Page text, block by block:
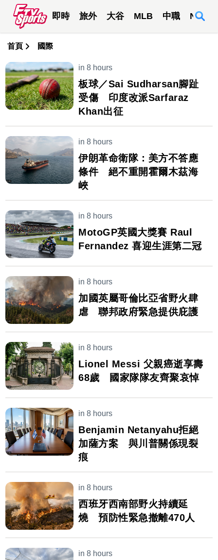
即時 旅外 大谷 MLB 中職 NBA
首頁 國際
in 8 hours
板球／Sai Sudharsan腳趾
受傷 印度改派Sarfaraz
Khan出征
in 8 hours
伊朗革命衛隊：美方不答應
條件 絕不重開霍爾木茲海
峽
in 8 hours
MotoGP英國大獎賽 Raul
Fernandez 喜迎生涯第二冠
in 8 hours
加國英屬哥倫比亞省野火肆
虐 聯邦政府緊急提供庇護
in 8 hours
Lionel Messi 父親癌逝享壽
68歲 國家隊隊友齊聚哀悼
in 8 hours
Benjamin Netanyahu拒絕
加薩方案 與川普關係現裂
痕
in 8 hours
西班牙西南部野火持續延
燒 預防性緊急撤離470人
in 8 hours